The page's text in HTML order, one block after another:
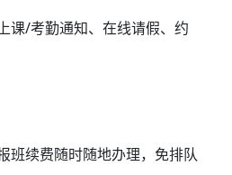
课/考勤通知、在线请假、约
班续费随时随地办理，免排队